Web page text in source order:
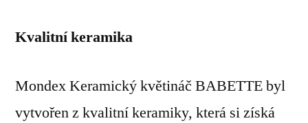
Kvalitní keramika
Mondex Keramický květináč BABETTE byl
vytvořen z kvalitní keramiky, která si získá